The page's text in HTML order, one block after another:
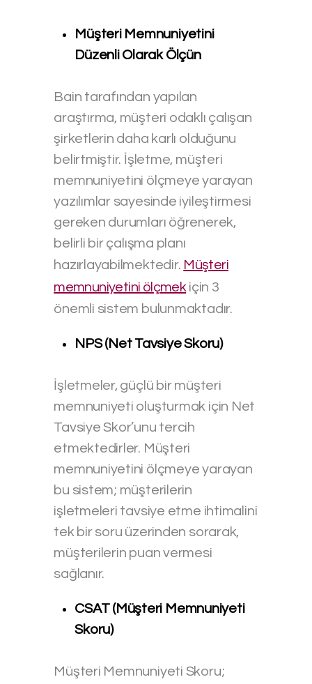
Müşteri Memnuniyetini
Düzenli Olarak Ölçün
Bain tarafından yapılan
araştırma, müşteri odaklı çalışan
şirketlerin daha karlı olduğunu
belirtmiştir. İşletme, müşteri
memnuniyetini ölçmeye yarayan
yazılımlar sayesinde iyileştirmesi
gereken durumları öğrenerek,
belirli bir çalışma planı
hazırlayabilmektedir. Müşteri
memnuniyetini ölçmek için 3
önemli sistem bulunmaktadır.
NPS (Net Tavsiye Skoru)
İşletmeler, güçlü bir müşteri
memnuniyeti oluşturmak için Net
Tavsiye Skor’unu tercih
etmektedirler. Müşteri
memnuniyetini ölçmeye yarayan
bu sistem; müşterilerin
işletmeleri tavsiye etme ihtimalini
tek bir soru üzerinden sorarak,
müşterilerin puan vermesi
sağlanır.
CSAT (Müşteri Memnuniyeti
Skoru)
Müşteri Memnuniyeti Skoru;